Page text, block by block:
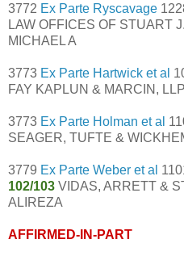
3772 Ex Parte Ryscavage
LAW OFFICES OF STUART
MICHAEL A
3773 Ex Parte Hartwick et al
FAY KAPLUN & MARCIN,
3773 Ex Parte Holman et al
SEAGER, TUFTE &
3779 Ex Parte Weber et al
102/103 VIDAS, ARRETT &
ALIREZA
AFFIRMED-IN-PART